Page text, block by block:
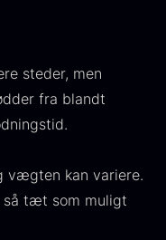
steder, men
fra blandt
vægten kan variere.
tæt som muligt